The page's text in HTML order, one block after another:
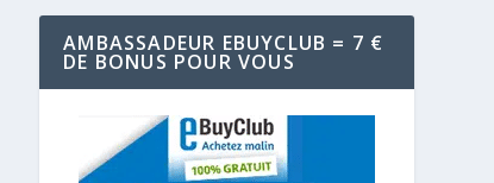
AMBASSADEUR EBUYCLUB = 7 €
DE BONUS POUR VOUS